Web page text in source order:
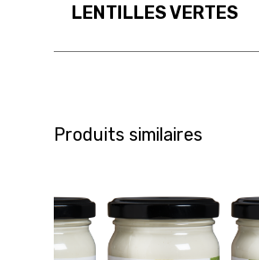
LENTILLES VERTES
Produits similaires